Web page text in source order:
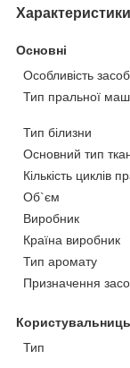
Характеристики
Основні
Особливість
Тип пральної
Тип білизни
Основний тип
Кількість циклів
Об`єм
Виробник
Країна виробник
Тип аромату
Призначення
Тип